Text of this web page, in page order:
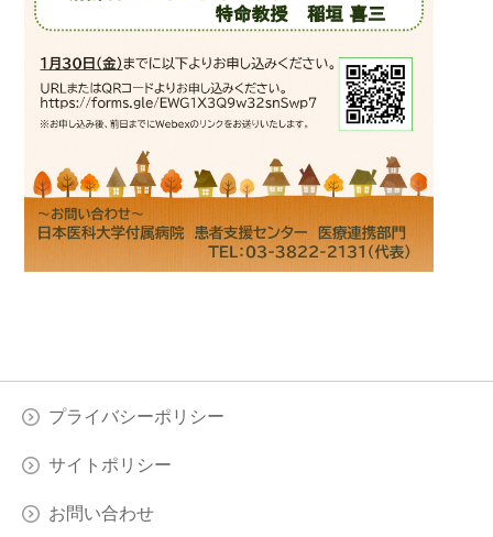
プライバシーポリシー
サイトポリシー
お問い合わせ